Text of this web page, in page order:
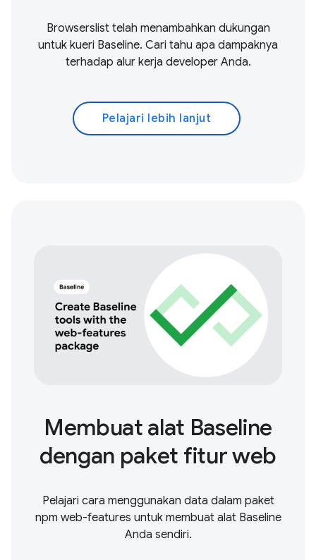
Browserslist telah menambahkan dukungan
untuk kueri Baseline. Cari tahu apa dampaknya
terhadap alur kerja developer Anda.
Pelajari lebih lanjut
Membuat alat Baseline
dengan paket fitur web
Pelajari cara menggunakan data dalam paket
npm web-features untuk membuat alat Baseline
Anda sendiri.